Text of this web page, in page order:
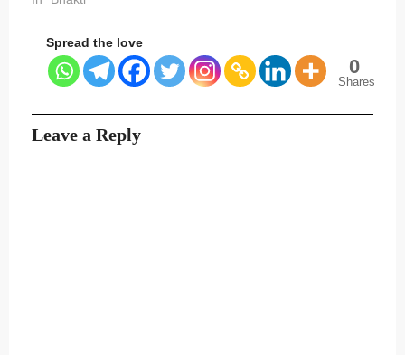
Spread the love
0
Shares
Leave a Reply